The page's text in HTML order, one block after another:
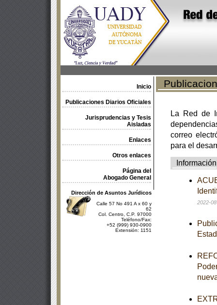
Inicio
Publicaciones Diarios Oficiales
Jurisprudencias y Tesis
Aisladas
Enlaces
Otros enlaces
Página del
Abogado General
Dirección de Asuntos Jurídicos
Calle 57 No 491 A x 60 y
62
Col. Centro, C.P. 97000
Teléfono/Fax:
+52 (999) 930-0900
Extensión: 1151
La Red de
correo
para el
Información
2022-